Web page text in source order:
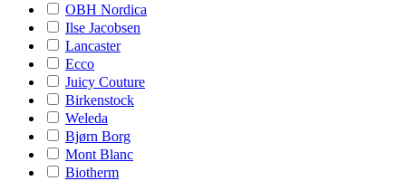
OBH Nordica
Ilse Jacobsen
Lancaster
Ecco
Juicy Couture
Birkenstock
Weleda
Bjørn Borg
Mont Blanc
Biotherm